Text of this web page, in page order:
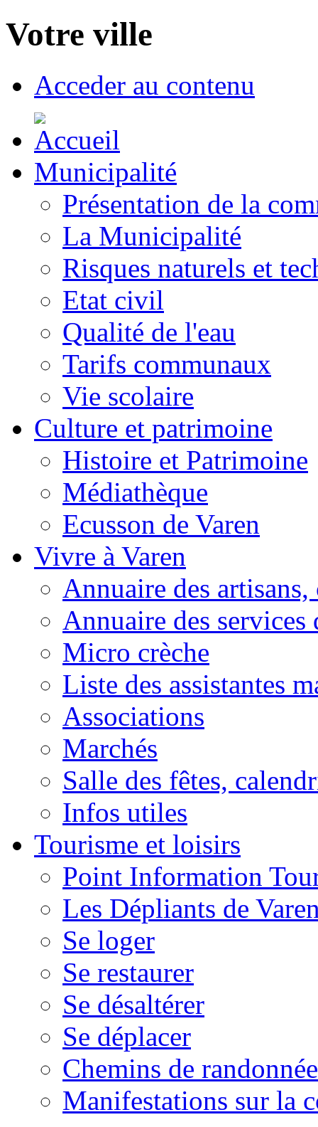
Votre ville
Acceder au contenu
Municipalité
Présentation de la
La Municipalité
Risques naturels et
Etat civil
Qualité de l'eau
Tarifs communaux
Vie scolaire
Culture et patrimoine
Histoire et Patrimoine
Médiathèque
Ecusson de Varen
Vivre à Varen
Annuaire des
Annuaire des services
Micro crèche
Liste des assistantes
Associations
Marchés
Salle des fêtes,
Infos utiles
Tourisme et loisirs
Point Information
Les Dépliants de
Se loger
Se restaurer
Se désaltérer
Se déplacer
Chemins de randonnée
Manifestations sur la